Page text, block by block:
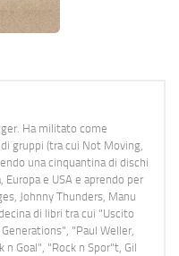
Ha militato come
gruppi (tra cui Not Moving,
una cinquantina di dischi
e USA e aprendo per
Johnny Thunders, Manu
di libri tra cui "Uscito
"Paul Weller,
n Goal", "Rock n Spor"t, Gil